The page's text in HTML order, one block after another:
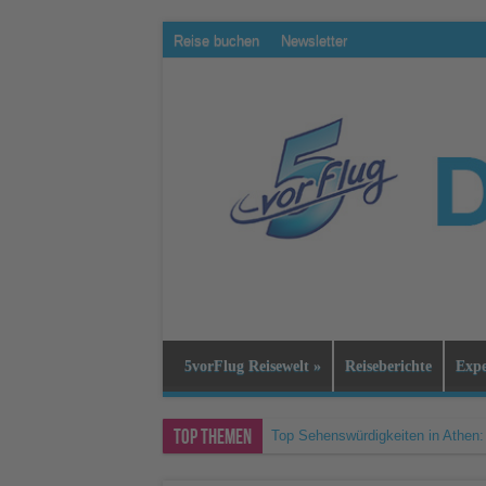
Reise buchen Newsletter
5vorFlug Reisewelt » Reiseberichte
Top Themen Top Sehenswürdigkeiten in
Das queerfreundlichste Land der